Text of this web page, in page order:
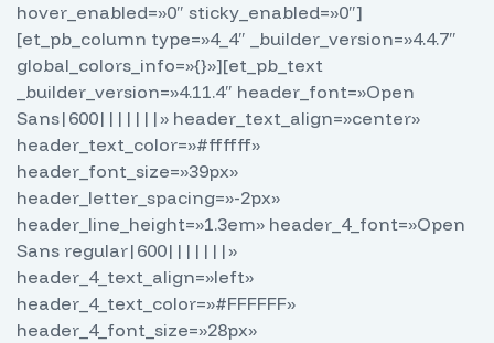
hover_enabled=»0″ sticky_enabled=»0″]
[et_pb_column type=»4_4″ _builder_version=»4.4.7″
global_colors_info=»{}»][et_pb_text
_builder_version=»4.11.4″ header_font=»Open
Sans|600|||||||» header_text_align=»center»
header_text_color=»#ffffff»
header_font_size=»39px»
header_letter_spacing=»-2px»
header_line_height=»1.3em» header_4_font=»Open
Sans regular|600|||||||»
header_4_text_align=»left»
header_4_text_color=»#FFFFFF»
header_4_font_size=»28px»